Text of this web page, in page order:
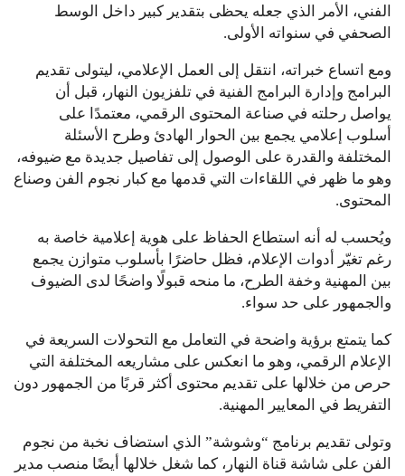
الفني، الأمر الذي جعله يحظى بتقدير كبير داخل الوسط
الصحفي في سنواته الأولى.
ومع اتساع خبراته، انتقل إلى العمل الإعلامي، ليتولى تقديم
البرامج وإدارة البرامج الفنية في تلفزيون النهار، قبل أن
يواصل رحلته في صناعة المحتوى الرقمي، معتمدًا على
أسلوب إعلامي يجمع بين الحوار الهادئ وطرح الأسئلة
المختلفة والقدرة على الوصول إلى تفاصيل جديدة مع ضيوفه،
وهو ما ظهر في اللقاءات التي قدمها مع كبار نجوم الفن وصناع
المحتوى.
ويُحسب له أنه استطاع الحفاظ على هوية إعلامية خاصة به
رغم تغيّر أدوات الإعلام، فظل حاضرًا بأسلوب متوازن يجمع
بين المهنية وخفة الطرح، ما منحه قبولًا واضحًا لدى الضيوف
والجمهور على حد سواء.
كما يتمتع برؤية واضحة في التعامل مع التحولات السريعة في
الإعلام الرقمي، وهو ما انعكس على مشاريعه المختلفة التي
حرص من خلالها على تقديم محتوى أكثر قربًا من الجمهور دون
التفريط في المعايير المهنية.
وتولى تقديم برنامج “وشوشة” الذي استضاف نخبة من نجوم
الفن على شاشة قناة النهار، كما شغل خلالها أيضًا منصب مدير